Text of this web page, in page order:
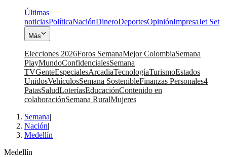
Últimas
noticiasPolíticaNaciónDineroDeportesOpiniónImpresaJet Set
Más
Elecciones 2026Foros SemanaMejor ColombiaSemana
PlayMundoConfidencialesSemana
TVGenteEspecialesArcadiaTecnologíaTurismoEstados
UnidosVehículosSemana SostenibleFinanzas Personales4
PatasSaludLoteríasEducaciónContenido en
colaboraciónSemana RuralMujeres
Semana|
Nación|
Medellín
Medellín